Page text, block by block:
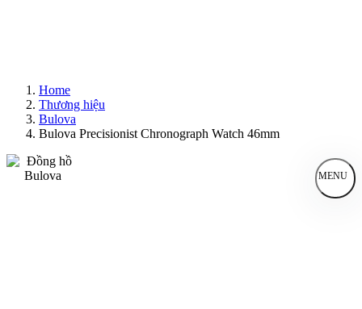
Home
Thương hiệu
Bulova
Bulova Precisionist Chronograph Watch 46mm
MENU